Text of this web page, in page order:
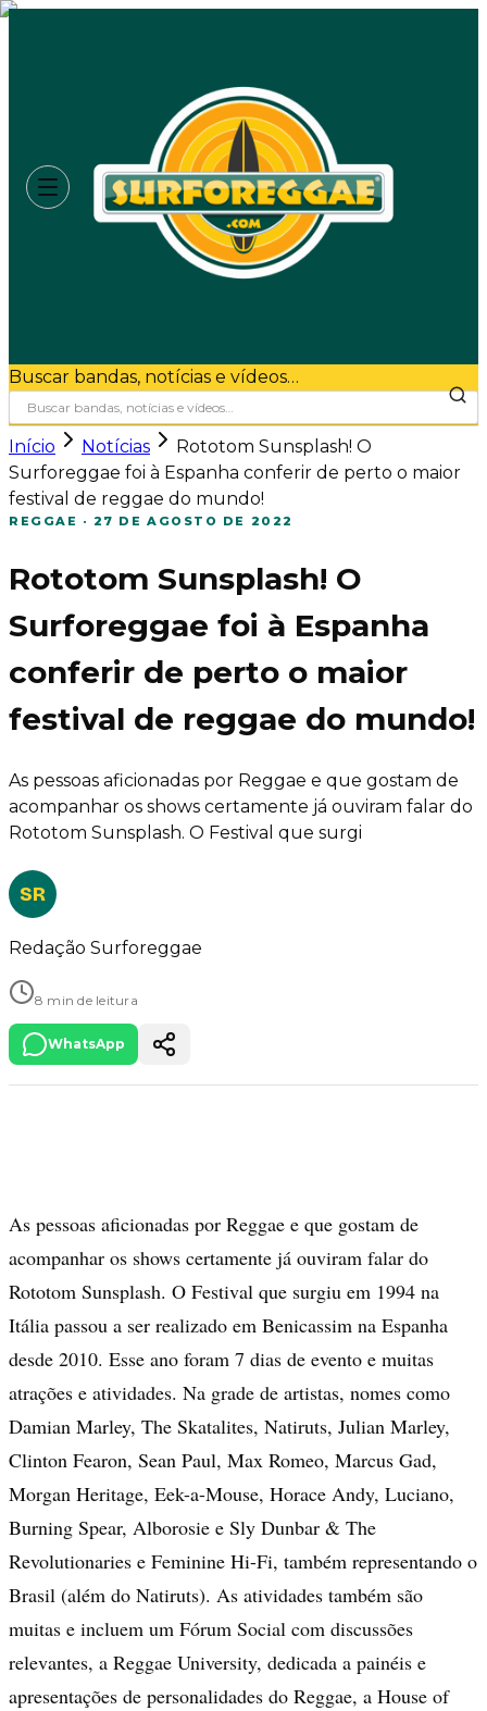
Buscar bandas, notícias e vídeos…
Início Notícias
Rototom Sunsplash! O
Surforeggae foi à Espanha conferir de perto o maior
festival de reggae do mundo!
REGGAE · 27 DE AGOSTO DE 2022
Rototom Sunsplash! O
Surforeggae foi à Espanha
conferir de perto o maior
festival de reggae do mundo!
As pessoas aficionadas por Reggae e que gostam de
acompanhar os shows certamente já ouviram falar do
Rototom Sunsplash. O Festival que surgi
SR
Redação Surforeggae
8 min de leitura
WhatsApp
As pessoas aficionadas por Reggae e que gostam de
acompanhar os shows certamente já ouviram falar do
Rototom Sunsplash. O Festival que surgiu em 1994 na
Itália passou a ser realizado em Benicassim na Espanha
desde 2010. Esse ano foram 7 dias de evento e muitas
atrações e atividades. Na grade de artistas, nomes como
Damian Marley, The Skatalites, Natiruts, Julian Marley,
Clinton Fearon, Sean Paul, Max Romeo, Marcus Gad,
Morgan Heritage, Eek-a-Mouse, Horace Andy, Luciano,
Burning Spear, Alborosie e Sly Dunbar & The
Revolutionaries e Feminine Hi-Fi, também representando o
Brasil (além do Natiruts). As atividades também são
muitas e incluem um Fórum Social com discussões
relevantes, a Reggae University, dedicada a painéis e
apresentações de personalidades do Reggae, a House of